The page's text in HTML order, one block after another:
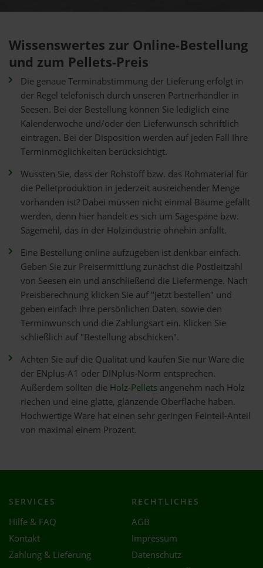
Wissenswertes zur Online-Bestellung
und zum Pellets-Preis
Die genaue Terminabstimmung der Lieferung erfolgt in
der Regel telefonisch durch unseren Partnerhändler in
Seesen. Bei der Bestellung können Sie lediglich eine
Kalenderwoche und/oder den Lieferwunsch schriftlich
eintragen. Bei der Disposition werden auf jeden Fall Ihre
Terminmöglichkeiten berücksichtigt.
Wussten Sie, dass der Rohstoff bzw. das Rohmaterial für
die Pelletproduktion in jederzeit ausreichender Menge
vorhanden ist? Dabei müssen nicht einmal Bäume gefällt
werden, denn hier handelt es sich um Sägespäne bzw.
Sägemehl, das in der Holzindustrie ohnehin anfällt.
Eine Bestellung online aufzugeben ist denkbar einfach.
Geben Sie zur Preisermittlung zunächst die Postleitzahl
von Seesen ein und anschließend die Liefermenge. Nach
Preisberechnung klicken Sie auf "jetzt bestellen" und
geben einfach Ihre persönlichen Daten, sowie den
Terminwunsch und die Zahlungsart ein. Klicken Sie
schließlich auf "Bestellung abschicken".
Achten Sie auf die Qualität und kaufen Sie nur Ware die
der ENplus-A1 oder DINplus-Norm entsprechen.
Außerdem sollten die Holz-Pellets angenehm nach Holz
riechen und eine glatte, glänzende Oberfläche haben.
Hochwertige Ware hat einen sehr geringen Feinteil-Anteil
von maximal einem Prozent.
SERVICES
Hilfe & FAQ
Kontakt
Zahlung & Lieferung
RECHTLICHES
AGB
Impressum
Datenschutz